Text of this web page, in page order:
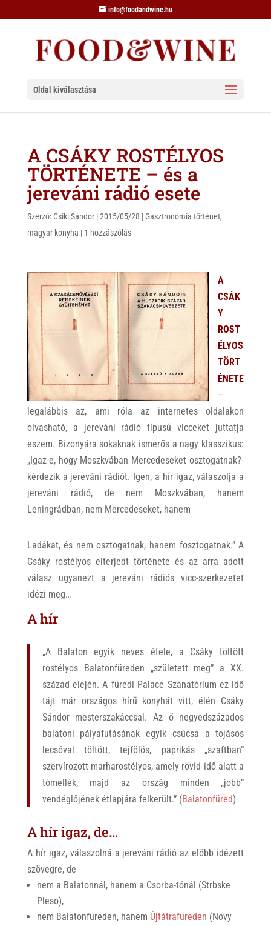
info@foodandwine.hu
Oldal kiválasztása
A CSÁKY ROSTÉLYOS
TÖRTÉNETE – és a
jereváni rádió esete
Szerző: Csíki Sándor|2015/05/28 |Gasztronómia történet,
magyar konyha | 1 hozzászólás
A
CSÁK
Y
ROST
ÉLYOS
TÖRT
ÉNETE
–
legalábbis az, ami róla az internetes oldalakon
olvasható, a jereváni rádió típusú vicceket juttatja
eszem. Bizonyára sokaknak ismerős a nagy klasszikus:
„Igaz-e, hogy Moszkvában Mercedeseket osztogatnak?-
kérdezik a jereváni rádiót. Igen, a hír igaz, válaszolja a
jereváni rádió, de nem Moszkvában, hanem
Leningrádban, nem Mercedeseket, hanem
Ladákat, és nem osztogatnak, hanem fosztogatnak.” A
Csáky rostélyos elterjedt története és az arra adott
válasz ugyanezt a jereváni rádiós vicc-szerkezetet
idézi meg…
A hír
„A Balaton egyik neves étele, a Csáky töltött
rostélyos Balatonfüreden „született meg” a XX.
század elején. A füredi Palace Szanatórium ez idő
tájt már országos hírű konyhát vitt, élén Csáky
Sándor mesterszakáccsal. Az ő negyedszázados
balatoni pályafutásának egyik csúcsa a tojásos
lecsóval töltött, tejfölös, paprikás „szaftban”
szervírozott marharostélyos, amely rövid idő alatt a
tómellék, majd az ország minden „jobb”
vendéglőjének étlapjára felkerült.” (Balatonfüred)
A hír igaz, de…
A hír igaz, válaszolná a jereváni rádió az előbb idézett
szövegre, de
nem a Balatonnál, hanem a Csorba-tónál (Strbske
Pleso),
nem Balatonfüreden, hanem Újtátrafüreden (Novy